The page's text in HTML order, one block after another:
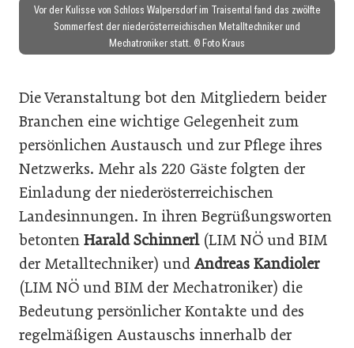
Vor der Kulisse von Schloss Walpersdorf im Traisental fand das zwölfte
Sommerfest der niederösterreichischen Metalltechniker und
Mechatroniker statt. © Foto Kraus
Die Veranstaltung bot den Mitgliedern beider
Branchen eine wichtige Gelegenheit zum
persönlichen Austausch und zur Pflege ihres
Netzwerks. Mehr als 220 Gäste folgten der
Einladung der niederösterreichischen
Landesinnungen. In ihren Begrüßungsworten
betonten Harald Schinnerl(LIM NÖ und BIM
der Metalltechniker) und Andreas Kandioler
(LIM NÖ und BIM der Mechatroniker) die
Bedeutung persönlicher Kontakte und des
regelmäßigen Austauschs innerhalb der